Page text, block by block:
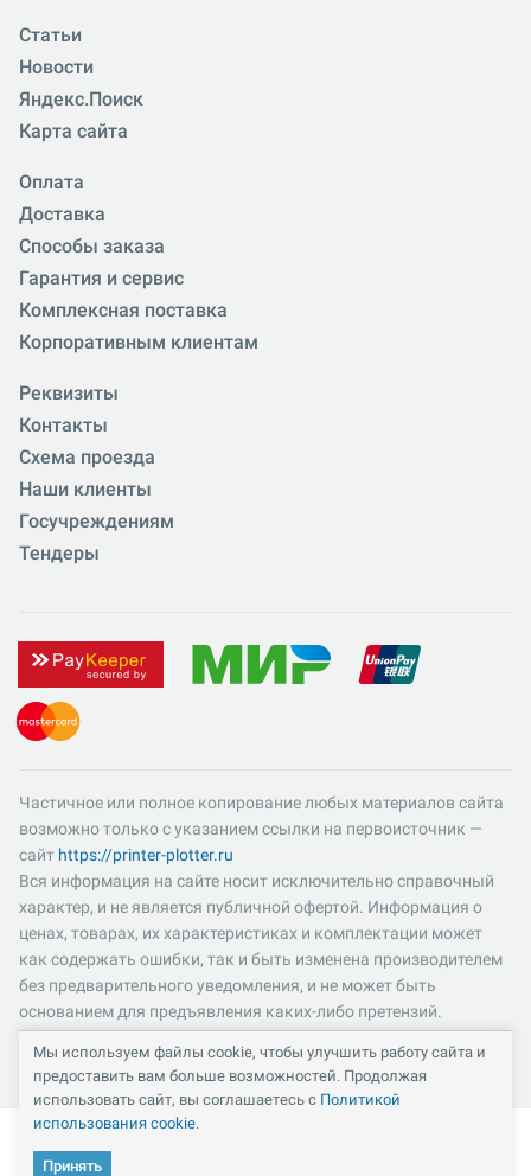
Кабинет
Статьи
Новости
Яндекс.Поиск
Карта сайта
Оплата
Доставка
Способы заказа
Гарантия и сервис
Комплексная поставка
Корпоративным клиентам
Реквизиты
Контакты
Схема проезда
Наши клиенты
Госучреждениям
Тендеры
Частичное или полное копирование любых материалов сайта
возможно только с указанием ссылки на первоисточник —
сайт https://printer-plotter.ru
Вся информация на сайте носит исключительно справочный
характер, и не является публичной офертой. Информация о
ценах, товарах, их характеристиках и комплектации может
как содержать ошибки, так и быть изменена производителем
без предварительного уведомления, и не может быть
основанием для предъявления каких-либо претензий.
Пожалуйста, уточняйте существенные для вас характеристики
и компоненты комплектации товаров. Все цены указаны в
российских рублях и включают в себя НДС 22%.
Мы используем файлы cookie, чтобы улучшить работу сайта и
предоставить вам больше возможностей. Продолжая
использовать сайт, вы соглашаетесь с Политикой
использования cookie.
Принять